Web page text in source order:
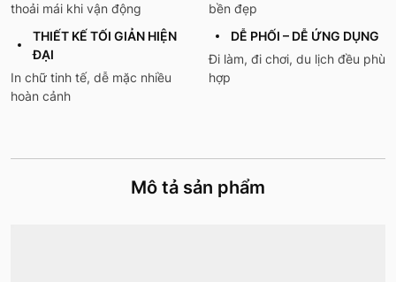
thoải mái khi vận động
bền đẹp
THIẾT KẾ TỐI GIẢN HIỆN
ĐẠI
In chữ tinh tế, dễ mặc nhiều
hoàn cảnh
DỄ PHỐI – DỄ ỨNG DỤNG
Đi làm, đi chơi, du lịch đều phù
hợp
Mô tả sản phẩm